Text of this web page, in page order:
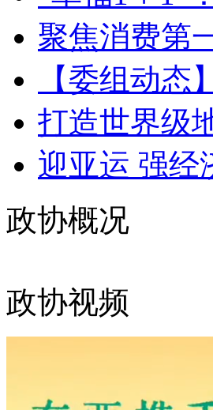
聚焦消费第
【委组动
打造世界级
迎亚运 强经
政协概况
政协视频